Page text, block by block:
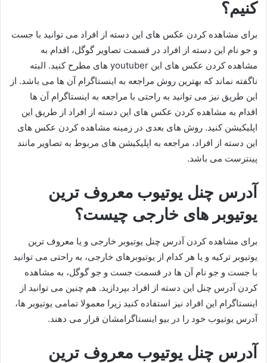
کنیم؟
برای مشاهده کردن عکس های این دسته از افراد می توانید با جست
و جو نام این دسته از افراد در قسمت تصاویر گوگل، اقدام به
مشاهده کردن عکس های این youtuber های مطرح کنید. البته
ناگفته نماند که بهترین روش مراجعه به اینستاگرام آن ها می باشد. از
این طریق نیز می توانید به راحتی با مراجعه به اینستاگرام آن ها
اقدام به مشاهده کردن عکس های این دسته از افراد از طریق این
اپلیکیشن کنید. روش های بعدی در زمینه مشاهده کردن عکس های
این دسته از افراد، مراجعه به اپلیکیشن های مربوط به تصاویر مانند
پینترست می باشد.
آدرس چنل یوتیوب معروف ترین
یوتیوبر های خارجی چیست؟
برای مشاهده کردن آدرس چنل یوتیوبر خارجی و یا معروف ترین
یوتیوبر ترکیه و یا هر کدام از یوتیوبرهای خارجی، به راحتی می توانید
با جست و جو نام آن ها در قسمت جست و جو گوگل، به مشاهده
کردن آدرس چنل این دسته از افراد بپردازید. هم چنین می توانید از
اینستاگرام این افراد نیز استفاده کنید زیرا معمولا تمامی یوتیوبر ها،
آدرس یوتیوب خود را در بیو اینستاگرامشان قرار می دهند.
آدرس چنل یوتیوب معروف ترین